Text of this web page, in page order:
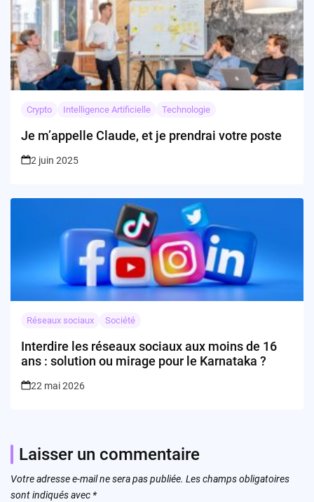
Crypto Intelligence Artificielle Technologie
Je m’appelle Claude, et je prendrai votre poste
2 juin 2025
Réseaux sociaux Société
Interdire les réseaux sociaux aux moins de 16
ans : solution ou mirage pour le Karnataka ?
22 mai 2026
Laisser un commentaire
Votre adresse e-mail ne sera pas publiée. Les champs obligatoires
sont indiqués avec *